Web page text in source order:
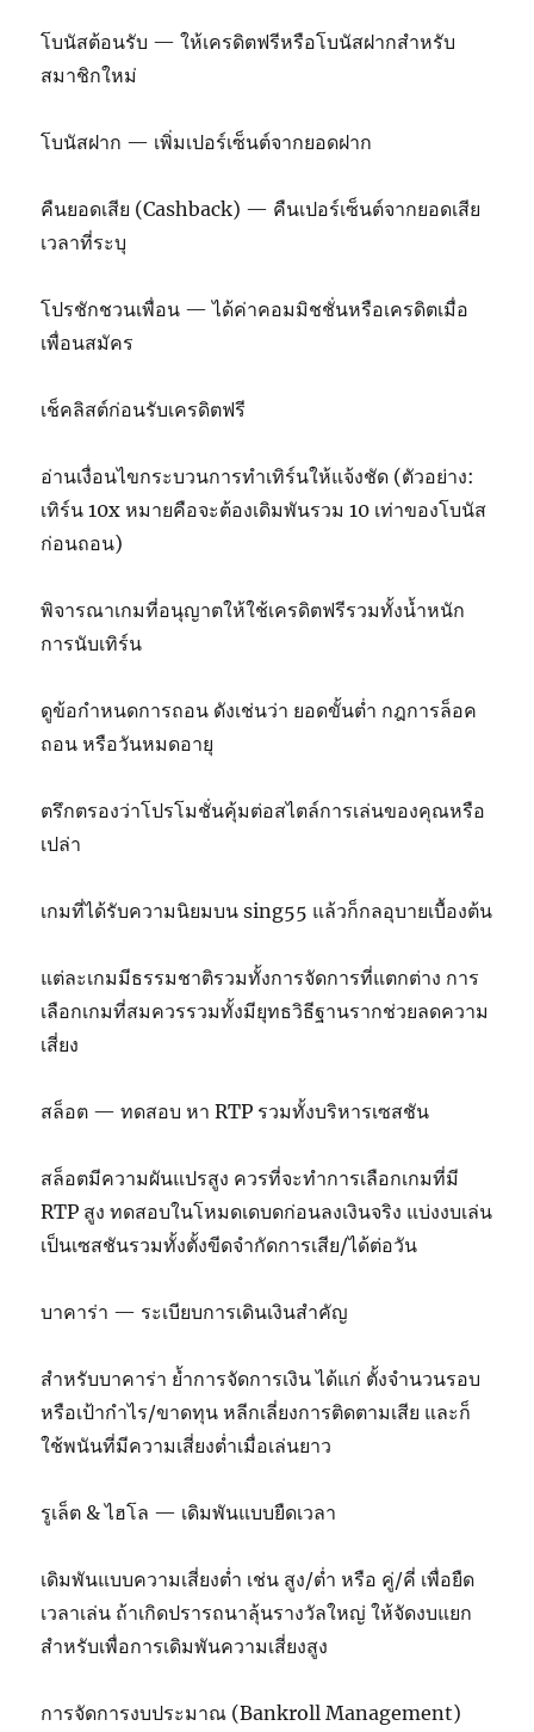
โบนัสต้อนรับ — ให้เครดิตฟรีหรือโบนัสฝากสำหรับ
สมาชิกใหม่
โบนัสฝาก — เพิ่มเปอร์เซ็นต์จากยอดฝาก
คืนยอดเสีย (Cashback) — คืนเปอร์เซ็นต์จากยอดเสีย
เวลาที่ระบุ
โปรชักชวนเพื่อน — ได้ค่าคอมมิชชั่นหรือเครดิตเมื่อ
เพื่อนสมัคร
เช็คลิสต์ก่อนรับเครดิตฟรี
อ่านเงื่อนไขกระบวนการทำเทิร์นให้แจ้งชัด (ตัวอย่าง:
เทิร์น 10x หมายคือจะต้องเดิมพันรวม 10 เท่าของโบนัส
ก่อนถอน)
พิจารณาเกมที่อนุญาตให้ใช้เครดิตฟรีรวมทั้งน้ำหนัก
การนับเทิร์น
ดูข้อกำหนดการถอน ดังเช่นว่า ยอดขั้นต่ำ กฎการล็อค
ถอน หรือวันหมดอายุ
ตรึกตรองว่าโปรโมชั่นคุ้มต่อสไตล์การเล่นของคุณหรือ
เปล่า
เกมที่ได้รับความนิยมบน sing55 แล้วก็กลอุบายเบื้องต้น
แต่ละเกมมีธรรมชาติรวมทั้งการจัดการที่แตกต่าง การ
เลือกเกมที่สมควรรวมทั้งมียุทธวิธีฐานรากช่วยลดความ
เสี่ยง
สล็อต — ทดสอบ หา RTP รวมทั้งบริหารเซสชัน
สล็อตมีความผันแปรสูง ควรที่จะทำการเลือกเกมที่มี
RTP สูง ทดสอบในโหมดเดบดก่อนลงเงินจริง แบ่งงบเล่น
เป็นเซสชันรวมทั้งตั้งขีดจำกัดการเสีย/ได้ต่อวัน
บาคาร่า — ระเบียบการเดินเงินสำคัญ
สำหรับบาคาร่า ย้ำการจัดการเงิน ได้แก่ ตั้งจำนวนรอบ
หรือเป้ากำไร/ขาดทุน หลีกเลี่ยงการติดตามเสีย และก็
ใช้พนันที่มีความเสี่ยงต่ำเมื่อเล่นยาว
รูเล็ต & ไฮโล — เดิมพันแบบยืดเวลา
เดิมพันแบบความเสี่ยงต่ำ เช่น สูง/ต่ำ หรือ คู่/คี่ เพื่อยืด
เวลาเล่น ถ้าเกิดปรารถนาลุ้นรางวัลใหญ่ ให้จัดงบแยก
สำหรับเพื่อการเดิมพันความเสี่ยงสูง
การจัดการงบประมาณ (Bankroll Management)